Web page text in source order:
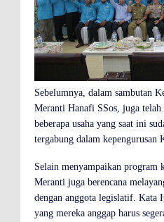
Sebelumnya, dalam sambutan
Meranti Hanafi SSos, juga
beberapa usaha yang saat ini
tergabung dalam
Selain menyampaikan
Meranti juga berencana
dengan anggota legislatif. Kata
yang mereka anggap harus